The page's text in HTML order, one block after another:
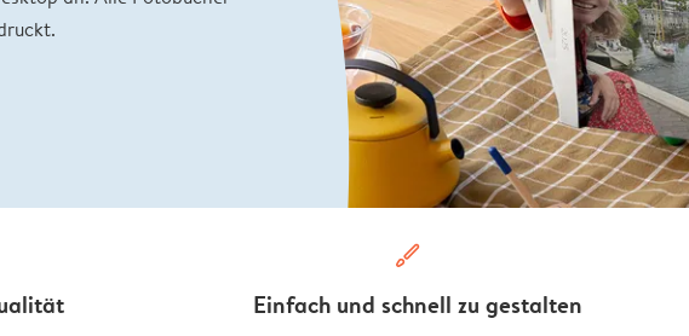
brush
Einfach und schnell zu gestalten